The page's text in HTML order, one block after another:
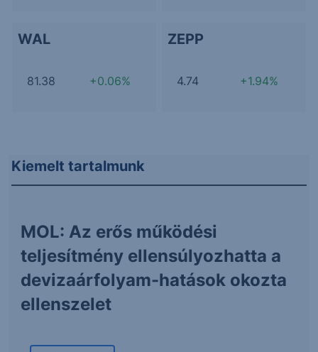
WAL
81.38 +0.06%
ZEPP
4.74 +1.94%
Kiemelt tartalmunk
MOL: Az erős működési
teljesítmény ellensúlyozhatta a
devizaárfolyam-hatások okozta
ellenszelet